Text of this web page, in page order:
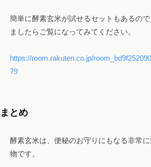
簡単に酵素玄米が試せるセットもあるの
ましたらご覧になってみてください。
https://room.rakuten.co.jp/
79
まとめ
酵素玄米は、便秘のお守りにもなる非常
物です。